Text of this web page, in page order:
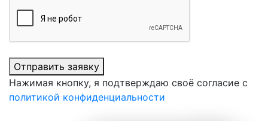
Отправить заявку
Нажимая кнопку, я подтверждаю своё согласие с
политикой конфиденциальности